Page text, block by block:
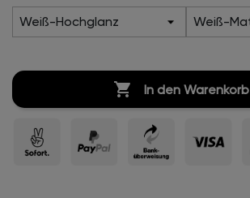
 In den Warenkorb